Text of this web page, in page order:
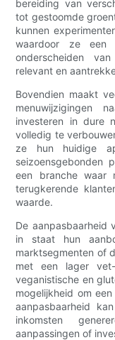
bereiding van
tot gestoomde
kunnen
waardoor ze een
onderscheiden
relevant en
Bovendien maakt
menuwijzigingen
investeren in dure
volledig te
ze hun huidige
seizoensgebonden
een branche waar
terugkerende
waarde.
De aanpasbaarheid
in staat hun
marktsegmenten of
met een lager
veganistische en
mogelijkheid om
aanpasbaarheid
inkomsten
aanpassingen of